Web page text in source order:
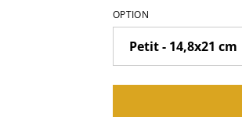
OPTION